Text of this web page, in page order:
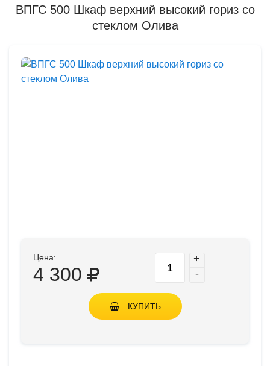
ВПГС 500 Шкаф верхний высокий гориз со
стеклом Олива
Цена:
4 300
+
-
КУПИТЬ